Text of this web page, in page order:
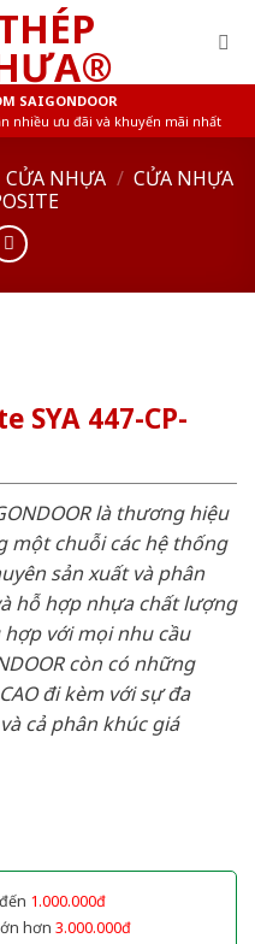
SAIGONDOOR
nhiều ưu đãi và khuyến mãi nhất
CỬA NHỰA / CỬA NHỰA
SYA 447-CP-
là thương hiệu
một chuỗi các hệ thống
sản xuất và phân
hỗ hợp nhựa chất lượng
với mọi nhu cầu
còn có những
đi kèm với sự đa
cả phân khúc giá
1.000.000đ
hơn 3.000.000đ